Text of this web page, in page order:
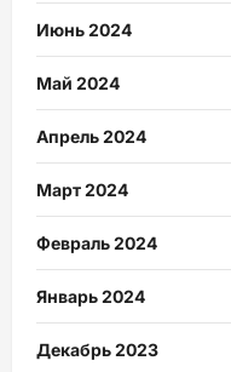
Июнь 2024
Май 2024
Апрель 2024
Март 2024
Февраль 2024
Январь 2024
Декабрь 2023